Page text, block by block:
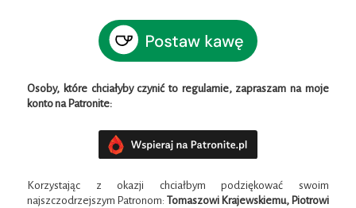
Osoby, które chciałyby czynić to regularnie, zapraszam na moje
konto na Patronite:
Korzystając z okazji chciałbym podziękować swoim
najszczodrzejszym Patronom: Tomaszowi Krajewskiemu, Piotrowi